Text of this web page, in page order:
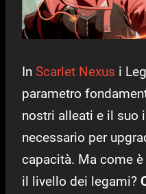
In Scarlet Nexus i
parametro
nostri alleati e il suo
necessario per
capacità. Ma come
il livello dei legami?